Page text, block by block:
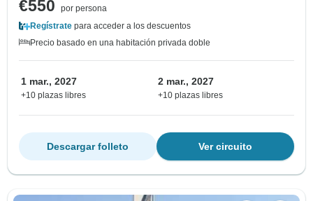
€550
por persona
Regístrate para acceder a los descuentos
Precio basado en una habitación privada doble
1 mar., 2027
+10 plazas libres
2 mar., 2027
+10 plazas libres
Ver circuito
Descargar folleto